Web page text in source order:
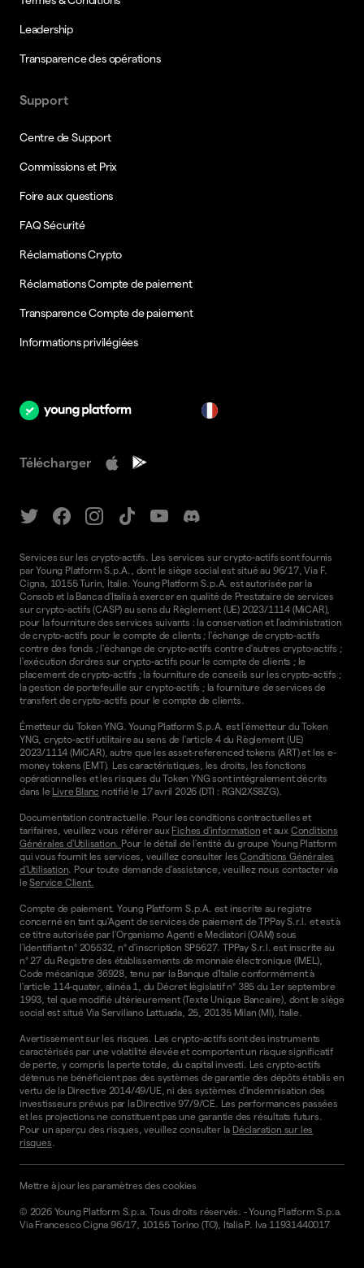
Leadership
Transparence des opérations
Support
Centre de Support
Commissions et Prix
Foire aux questions
FAQ Sécurité
Réclamations Crypto
Réclamations Compte de paiement
Transparence Compte de paiement
Informations privilégiées
Télécharger
Services sur les crypto-actifs. Les services sur crypto-actifs sont fournis
par Young Platform S.p.A., dont le siège social est situé au 96/17, Via F.
Cigna, 10155 Turin, Italie. Young Platform S.p.A. est autorisée par la
Consob et la Banca d'Italia à exercer en qualité de Prestataire de services
sur crypto-actifs (CASP) au sens du Règlement (UE) 2023/1114 (MiCAR),
pour la fourniture des services suivants : la conservation et l'administration
de crypto-actifs pour le compte de clients ; l'échange de crypto-actifs
contre des fonds ; l'échange de crypto-actifs contre d'autres crypto-actifs ;
l'exécution d'ordres sur crypto-actifs pour le compte de clients ; le
placement de crypto-actifs ; la fourniture de conseils sur les crypto-actifs ;
la gestion de portefeuille sur crypto-actifs ; la fourniture de services de
transfert de crypto-actifs pour le compte de clients.
Émetteur du Token YNG. Young Platform S.p.A. est l'émetteur du Token
YNG, crypto-actif utilitaire au sens de l'article 4 du Règlement (UE)
2023/1114 (MiCAR), autre que les asset-referenced tokens (ART) et les e-
money tokens (EMT). Les caractéristiques, les droits, les fonctions
opérationnelles et les risques du Token YNG sont intégralement décrits
dans le Livre Blanc notifié le 17 avril 2026 (DTI : RGN2XS8ZG).
Documentation contractuelle. Pour les conditions contractuelles et
tarifaires, veuillez vous référer aux Fiches d'information et aux Conditions
Générales d'Utilisation. Pour le détail de l'entité du groupe Young Platform
qui vous fournit les services, veuillez consulter lesConditions Générales
d'Utilisation. Pour toute demande d'assistance, veuillez nous contacter via
leService Client.
Compte de paiement. Young Platform S.p.A. est inscrite au registre
concerné en tant qu'Agent de services de paiement de TPPay S.r.l. et est à
ce titre autorisée par l'Organismo Agenti e Mediatori (OAM) sous
l'identifiant n° 205532, n° d'inscription SP5627. TPPay S.r.l. est inscrite au
n° 27 du Registre des établissements de monnaie électronique (IMEL),
Code mécanique 36928, tenu par la Banque d'Italie conformément à
l'article 114-quater, alinéa 1, du Décret législatif n° 385 du 1er septembre
1993, tel que modifié ultérieurement (Texte Unique Bancaire), dont le siège
social est situé Via Serviliano Lattuada, 25, 20135 Milan (MI), Italie.
Avertissement sur les risques. Les crypto-actifs sont des instruments
caractérisés par une volatilité élevée et comportent un risque significatif
de perte, y compris la perte totale, du capital investi. Les crypto-actifs
détenus ne bénéficient pas des systèmes de garantie des dépôts établis en
vertu de la Directive 2014/49/UE, ni des systèmes d'indemnisation des
investisseurs prévus par la Directive 97/9/CE. Les performances passées
et les projections ne constituent pas une garantie des résultats futurs.
Pour un aperçu des risques, veuillez consulter la Déclaration sur les
risques.
© 2026 Young Platform S.p.a. Tous droits réservés. -Young Platform S.p.a.
Via Francesco Cigna 96/17, 10155 Torino (TO), Italia P. Iva 11931440017
Mettre à jour les paramètres des cookies